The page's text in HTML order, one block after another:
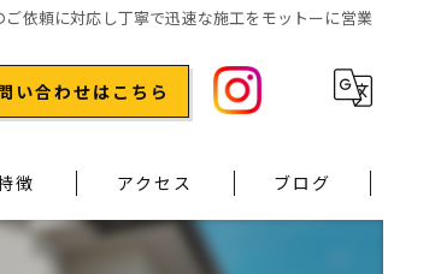
依頼に対応し丁寧で迅速な施工をモットーに営業
い合わせはこちら
徴
ォーム
アクセス ブログ